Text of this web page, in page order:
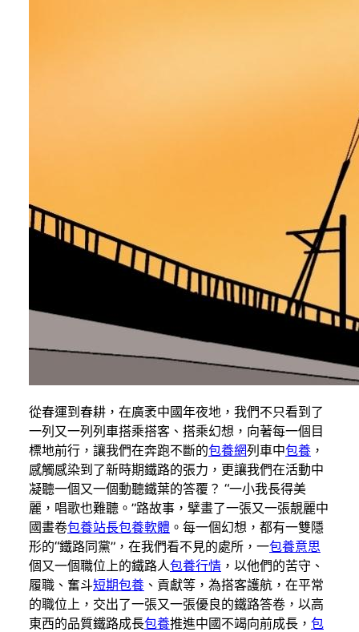
從春運到春耕，在廣袤中國年夜地，我們不只看到了
一列又一列列車搭乘搭客、搭乘幻想，向著每一個目
標地前行，讓我們在奔跑不斷的包養網列車中包養 ，
感觸感染到了新時期鐵路的張力，更讓我們在活動中
凝聽一個又一個動聽鐵葉的答覆？ “一小我長得美
麗，唱歌也難聽。”路故事，擘畫了一張又一張靚麗中
國畫卷包養站長包養軟體 。每一個幻想，都有一雙隱
形的“鐵路同黨”，在我們看不見的處所，一包養意思
個又一個職位上的鐵路人包養行情 ，以他們的苦守、
履職、奮斗短期包養 、貢獻等，為搭客護航，在平常
的職位上，交出了一張又一張優良的鐵路答卷，以高
東西的品質鐵路成長包養推進中國不竭向前成長， 包